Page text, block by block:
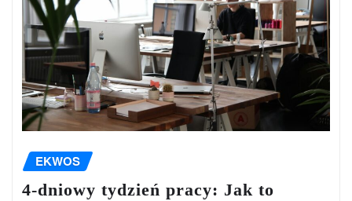
EKWOS
4-dniowy tydzień pracy: Jak to